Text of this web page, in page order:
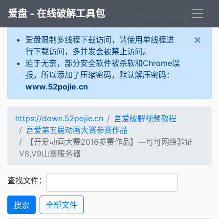
爱盘 - 在线破解工具包
爱盘限制多线程下载访问，请使用单线程进
行下载访问，多并发会被禁止访问。
迫于无奈，部分安全软件被杀软和Chrome误
报，所以添加了压缩密码，默认解压密码：
www.52pojie.cn
×
https://down.52pojie.cn
吾爱破解视频教程
吾爱第五届动画大赛参赛作品
【吾爱动画大赛2016参赛作品】—可可网络验证
V8,V9山寨服务器
查找文件：
搜索 全部文件
文件列表加载完成。最后更新于
9 天前，包含 457 个文件、104
个文件夹，共计 15 GB。